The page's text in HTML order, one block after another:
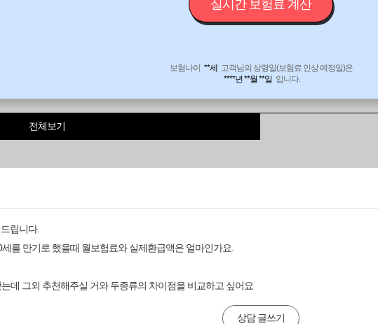
실시간 보험료 계산
보험나이 **세
고객님의 상령일(보험료 인상 예정일)은
****년 **월 **일 입니다.
전체보기
립니다.
를 만기로 했을때 월보험료와 실제환급액은 얼마인가요.
데 그외 추천해주실 거와 두종류의 차이점을 비교하고 싶어요
상담 글쓰기